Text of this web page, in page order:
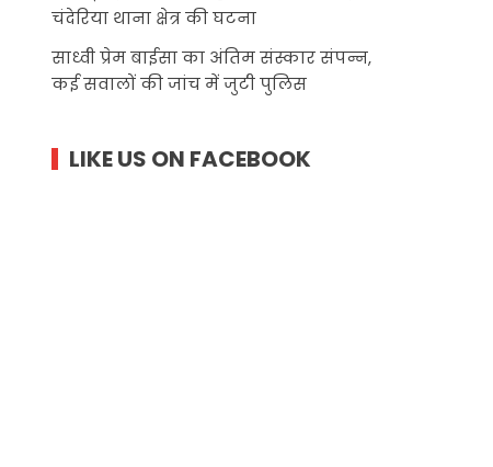
चंदेरिया थाना क्षेत्र की घटना
साध्वी प्रेम बाईसा का अंतिम संस्कार संपन्न,
कई सवालों की जांच में जुटी पुलिस
LIKE US ON FACEBOOK